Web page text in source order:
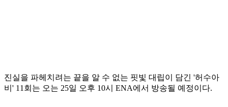
진실을 파헤치려는 끝을 알 수 없는 핏빛 대립이 담긴 '허수아
비' 11회는 오는 25일 오후 10시 ENA에서 방송될 예정이다.